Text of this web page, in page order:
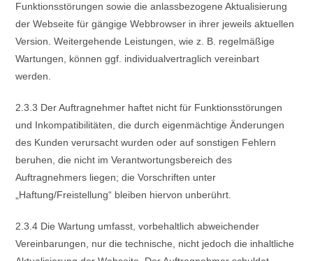
Funktionsstörungen sowie die anlassbezogene Aktualisierung
der Webseite für gängige Webbrowser in ihrer jeweils aktuellen
Version. Weitergehende Leistungen, wie z. B. regelmäßige
Wartungen, können ggf. individualvertraglich vereinbart
werden.
2.3.3 Der Auftragnehmer haftet nicht für Funktionsstörungen
und Inkompatibilitäten, die durch eigenmächtige Änderungen
des Kunden verursacht wurden oder auf sonstigen Fehlern
beruhen, die nicht im Verantwortungsbereich des
Auftragnehmers liegen; die Vorschriften unter
„Haftung/Freistellung“ bleiben hiervon unberührt.
2.3.4 Die Wartung umfasst, vorbehaltlich abweichender
Vereinbarungen, nur die technische, nicht jedoch die inhaltliche